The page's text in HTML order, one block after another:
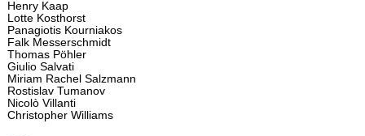
Henry Kaap
Lotte Kosthorst
Panagiotis Kourniakos
Falk Messerschmidt
Thomas Pöhler
Giulio Salvati
Miriam Rachel Salzmann
Rostislav Tumanov
Nicolò Villanti
Christopher Williams